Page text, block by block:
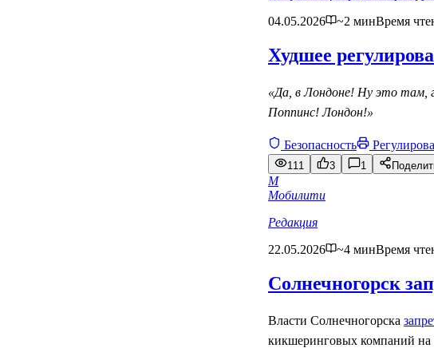
04.05.2026
~2 минВремя
Худшее
«Да, в Лондоне! Ну это там,
Поппинс! Лондон!»
Безопасность
111
3 1
М
Мобилити
Редакция
22.05.2026
~4 минВремя
Солнечногорск
Власти Солнечногорска
кикшеринговых компаний на